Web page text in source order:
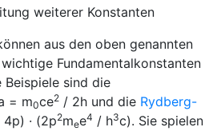
weiterer Konstanten
aus den oben genannten
Fundamentalkonstanten
sind die
= m0ce2 / 2h und die Rydberg-
4p) · (2p2mee4 / h3c). Sie spielen